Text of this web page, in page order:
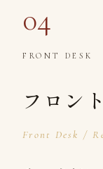
04
FRONT DESK
フロン
Front Desk /